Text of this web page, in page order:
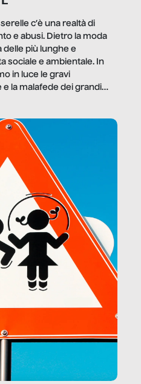
c’è una realtà di
e abusi. Dietro la moda
delle più lunghe e
sociale e ambientale. In
in luce le gravi
la malafede dei grandi